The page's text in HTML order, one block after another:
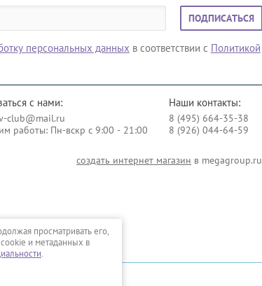
просматривать его,
и метаданных в
.
персональных данных в соответствии с Политикой
ПОДПИСАТЬСЯ
с нами:
club@mail.ru
работы: Пн-вскр с 9:00 - 21:00
Наши контакты:
8 (495) 664-35-38
8 (926) 044-64-59
создать интернет магазин в megagroup.ru